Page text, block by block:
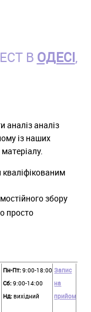
В ОДЕСІ,
аналіз аналіз
із наших
кваліфікованим
збору
просто
Пн-Пт:9:00-18:00
Сб:9:00-14:00
Нд:вихідний
Запис
на
прийом